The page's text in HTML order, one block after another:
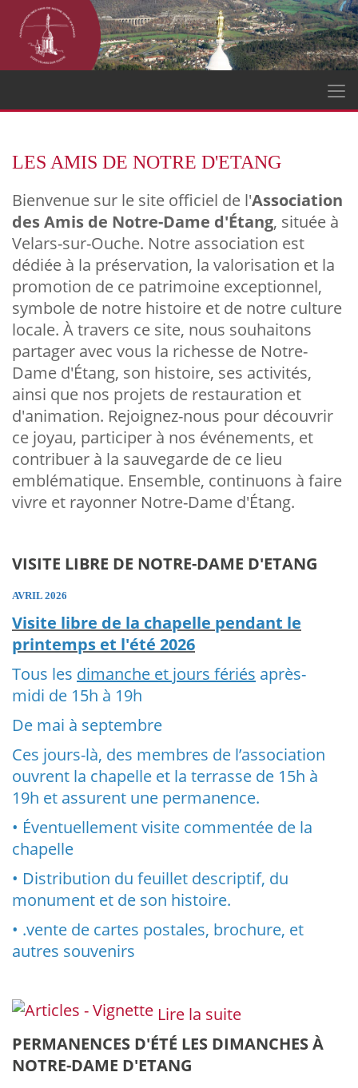
LES AMIS DE NOTRE D'ETANG
Bienvenue sur le site officiel de l'Association
des Amis de Notre-Dame d'Étang, située à
Velars-sur-Ouche. Notre association est
dédiée à la préservation, la valorisation et la
promotion de ce patrimoine exceptionnel,
symbole de notre histoire et de notre culture
locale. À travers ce site, nous souhaitons
partager avec vous la richesse de Notre-
Dame d'Étang, son histoire, ses activités,
ainsi que nos projets de restauration et
d'animation. Rejoignez-nous pour découvrir
ce joyau, participer à nos événements, et
contribuer à la sauvegarde de ce lieu
emblématique. Ensemble, continuons à faire
vivre et rayonner Notre-Dame d'Étang.
VISITE LIBRE DE NOTRE-DAME D'ETANG
AVRIL 2026
Visite libre de la chapelle pendant le
printemps et l'été 2026
Tous les dimanche et jours fériés après-
midi de 15h à 19h
De mai à septembre
Ces jours-là, des membres de l’association
ouvrent la chapelle et la terrasse de 15h à
19h et assurent une permanence.
• Éventuellement visite commentée de la
chapelle
• Distribution du feuillet descriptif, du
monument et de son histoire.
• .vente de cartes postales, brochure, et
autres souvenirs
Lire la suite
PERMANENCES D'ÉTÉ LES DIMANCHES À
NOTRE-DAME D'ETANG